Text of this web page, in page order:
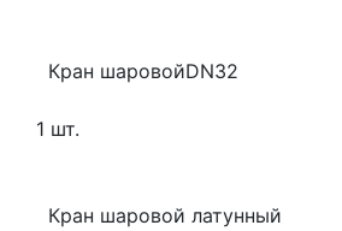
        Кран шаровойDN32
      1 шт.